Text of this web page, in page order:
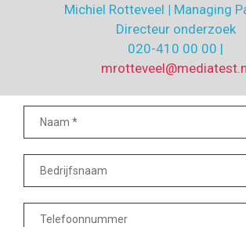
Michiel Rotteveel | Managing
Directeur onderzoek
020-410 00 00 |